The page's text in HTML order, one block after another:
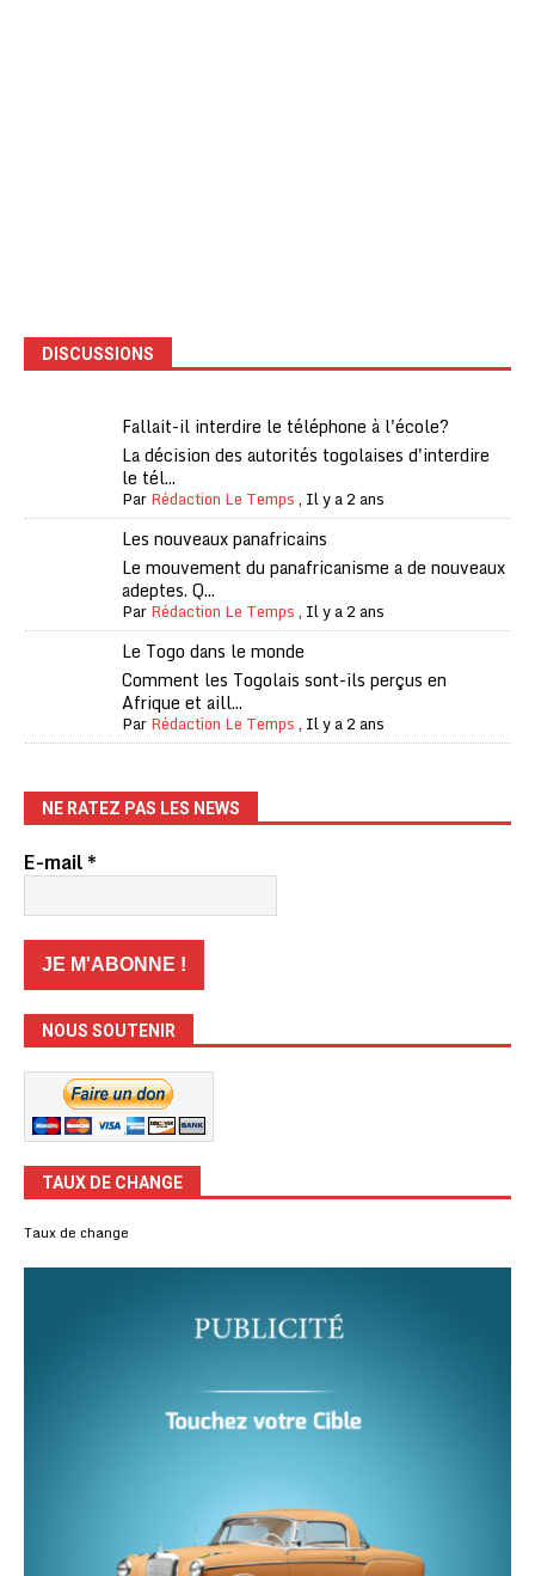
DISCUSSIONS
Fallait-il interdire le téléphone à l'école?
La décision des autorités togolaises d'interdire
le tél...
ParRédaction Le Temps, Il y a 2 ans
Les nouveaux panafricains
Le mouvement du panafricanisme a de nouveaux
adeptes. Q...
ParRédaction Le Temps, Il y a 2 ans
Le Togo dans le monde
Comment les Togolais sont-ils perçus en
Afrique et aill...
ParRédaction Le Temps, Il y a 2 ans
NE RATEZ PAS LES NEWS
E-mail*
NOUS SOUTENIR
TAUX DE CHANGE
Taux de change